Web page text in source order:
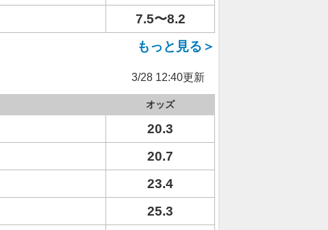
7.5〜8.2
もっと見る＞
3/28 12:40更新
オッズ
20.3
20.7
23.4
25.3